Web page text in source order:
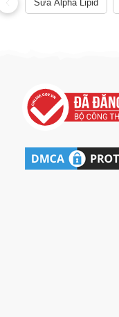
Sữa Alpha Lipid